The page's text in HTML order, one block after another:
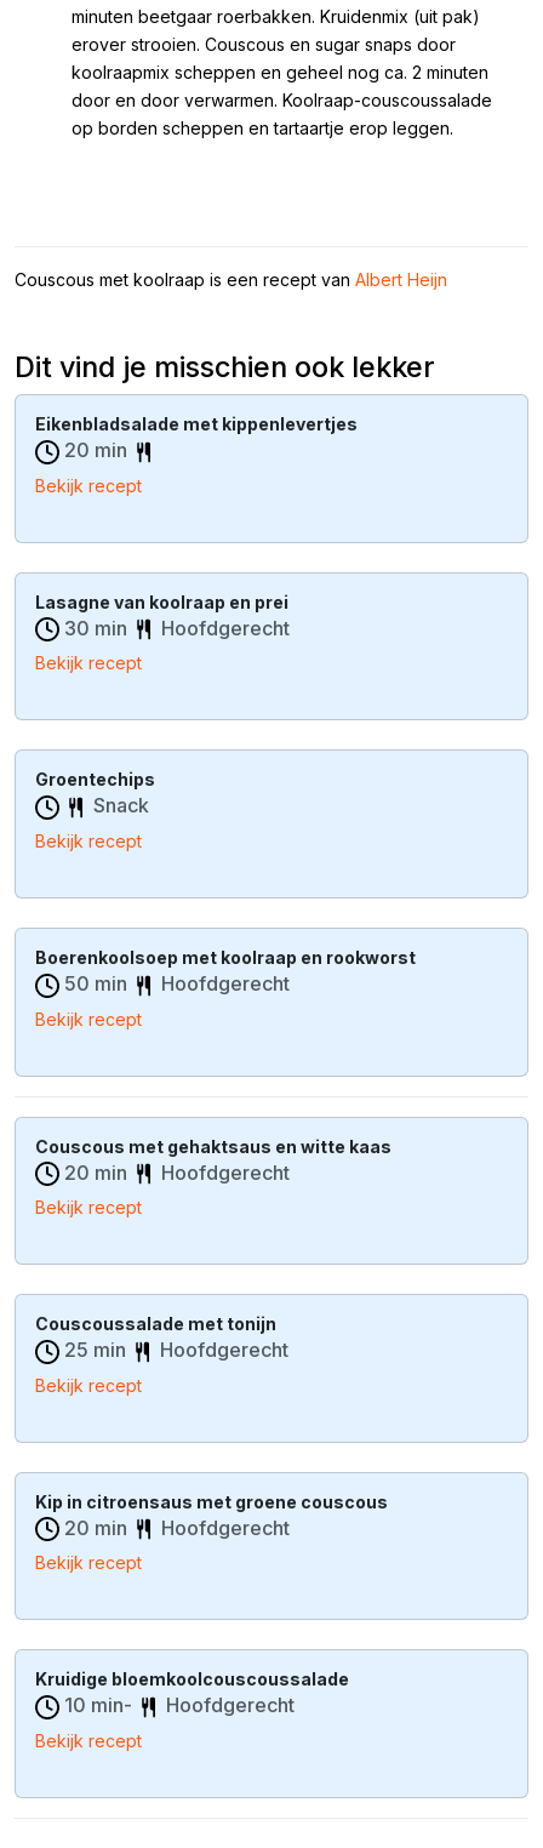
minuten beetgaar roerbakken. Kruidenmix (uit pak)
erover strooien. Couscous en sugar snaps door
koolraapmix scheppen en geheel nog ca. 2 minuten
door en door verwarmen. Koolraap-couscoussalade
op borden scheppen en tartaartje erop leggen.
Couscous met koolraap is een recept van Albert Heijn
Dit vind je misschien ook lekker
Eikenbladsalade met kippenlevertjes
20 min
Bekijk recept
Lasagne van koolraap en prei
30 min Hoofdgerecht
Bekijk recept
Groentechips
Snack
Bekijk recept
Boerenkoolsoep met koolraap en rookworst
50 min Hoofdgerecht
Bekijk recept
Couscous met gehaktsaus en witte kaas
20 min Hoofdgerecht
Bekijk recept
Couscoussalade met tonijn
25 min Hoofdgerecht
Bekijk recept
Kip in citroensaus met groene couscous
20 min Hoofdgerecht
Bekijk recept
Kruidige bloemkoolcouscoussalade
10 min- Hoofdgerecht
Bekijk recept